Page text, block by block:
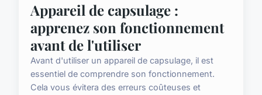
Appareil de capsulage :
apprenez son fonctionnement
avant de l'utiliser
Avant d'utiliser un appareil de capsulage, il est
essentiel de comprendre son fonctionnement.
Cela vous évitera des erreurs coûteuses et